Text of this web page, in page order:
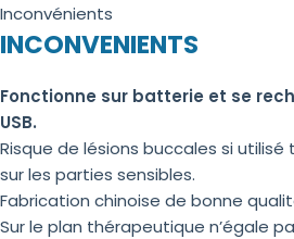
Inconvénients
INCONVENIENTS
Fonctionne sur batterie et se
USB.
Risque de lésions buccales si
sur les parties sensibles.
Fabrication chinoise de bonne
Sur le plan thérapeutique n’égale